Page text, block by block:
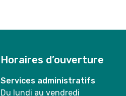
Horaires d’ouverture
Services administratifs
Du lundi au vendredi